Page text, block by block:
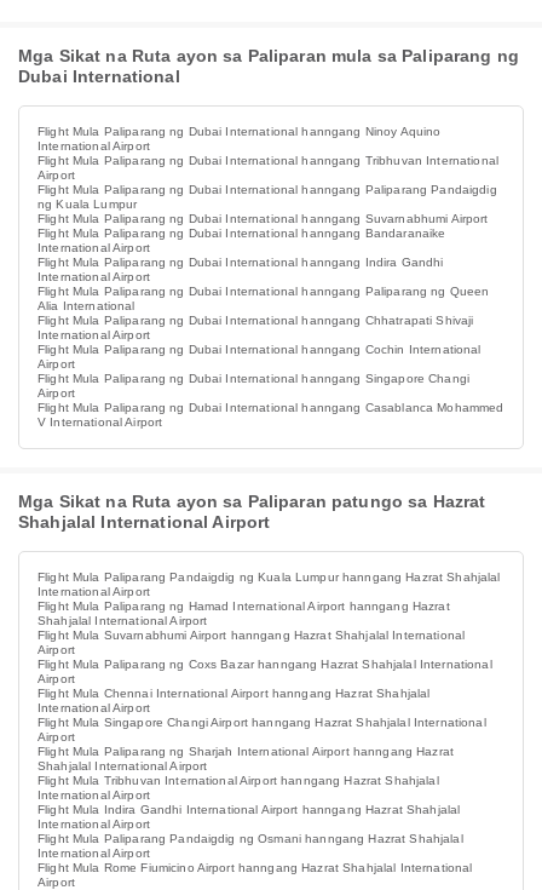
Mga Sikat na Ruta ayon sa Paliparan mula sa Paliparang ng
Dubai International
Flight Mula Paliparang ng Dubai International hanngang Ninoy Aquino
International Airport
Flight Mula Paliparang ng Dubai International hanngang Tribhuvan International
Airport
Flight Mula Paliparang ng Dubai International hanngang Paliparang Pandaigdig
ng Kuala Lumpur
Flight Mula Paliparang ng Dubai International hanngang Suvarnabhumi Airport
Flight Mula Paliparang ng Dubai International hanngang Bandaranaike
International Airport
Flight Mula Paliparang ng Dubai International hanngang Indira Gandhi
International Airport
Flight Mula Paliparang ng Dubai International hanngang Paliparang ng Queen
Alia International
Flight Mula Paliparang ng Dubai International hanngang Chhatrapati Shivaji
International Airport
Flight Mula Paliparang ng Dubai International hanngang Cochin International
Airport
Flight Mula Paliparang ng Dubai International hanngang Singapore Changi
Airport
Flight Mula Paliparang ng Dubai International hanngang Casablanca Mohammed
V International Airport
Mga Sikat na Ruta ayon sa Paliparan patungo sa Hazrat
Shahjalal International Airport
Flight Mula Paliparang Pandaigdig ng Kuala Lumpur hanngang Hazrat Shahjalal
International Airport
Flight Mula Paliparang ng Hamad International Airport hanngang Hazrat
Shahjalal International Airport
Flight Mula Suvarnabhumi Airport hanngang Hazrat Shahjalal International
Airport
Flight Mula Paliparang ng Coxs Bazar hanngang Hazrat Shahjalal International
Airport
Flight Mula Chennai International Airport hanngang Hazrat Shahjalal
International Airport
Flight Mula Singapore Changi Airport hanngang Hazrat Shahjalal International
Airport
Flight Mula Paliparang ng Sharjah International Airport hanngang Hazrat
Shahjalal International Airport
Flight Mula Tribhuvan International Airport hanngang Hazrat Shahjalal
International Airport
Flight Mula Indira Gandhi International Airport hanngang Hazrat Shahjalal
International Airport
Flight Mula Paliparang Pandaigdig ng Osmani hanngang Hazrat Shahjalal
International Airport
Flight Mula Rome Fiumicino Airport hanngang Hazrat Shahjalal International
Airport